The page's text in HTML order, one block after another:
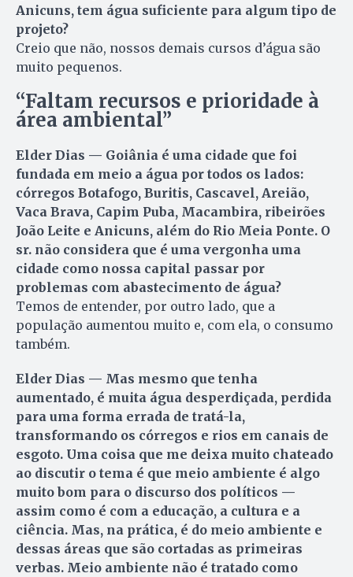
Anicuns, tem água suficiente para algum tipo de
projeto?
Creio que não, nossos de­mais cursos d’água são
muito pequenos.
“Faltam recursos e prioridade à
área ambiental”
Elder Dias — Goiânia é uma cidade que foi
fundada em meio a água por todos os lados:
córregos Botafogo, Buritis, Cascavel, Areião,
Vaca Brava, Capim Puba, Macambira, ribeirões
João Leite e Anicuns, além do Rio Meia Ponte. O
sr. não considera que é uma vergonha uma
cidade como nossa capital passar por
problemas com abastecimento de água?
Temos de entender, por outro lado, que a
população aumentou muito e, com ela, o consumo
também.
Elder Dias — Mas mesmo que tenha
aumentado, é muita água desperdiçada, perdida
para uma forma errada de tratá-la,
transformando os córregos e rios em canais de
esgoto. Uma coisa que me deixa muito chateado
ao discutir o tema é que meio ambiente é algo
muito bom para o discurso dos políticos —
assim como é com a educação, a cultura e a
ciência. Mas, na prática, é do meio ambiente e
dessas áreas que são cortadas as primeiras
verbas. Meio ambiente não é tratado como